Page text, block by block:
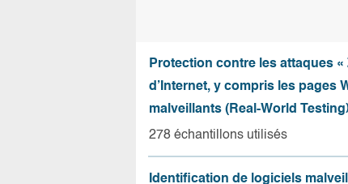
Protection contre les attaques «
d’Internet, y compris les pages
malveillants (Real-World
278 échantillons utilisés
Identification de logiciels